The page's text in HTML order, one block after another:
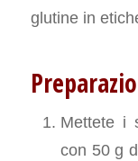
glutine in
Mettete i
con 50 g